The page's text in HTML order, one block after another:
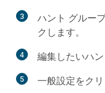
3 ハント グルー
クします。
4 編集したいハ
5 一般設定をク